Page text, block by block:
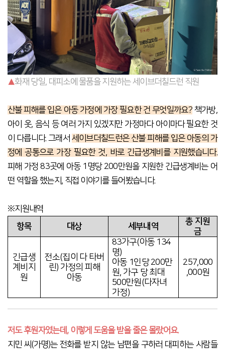
▲화재 당일, 대피소에 물품을 지원하는 세이브더칠드런 직원
산불 피해를 입은 아동 가정에 가장 필요한 건 무엇일까요?책가방,
아이 옷, 음식 등 여러 가지 있겠지만 가정마다 아이마다 필요한 것
이 다릅니다. 그래서 세이브더칠드런은 산불 피해를 입은 아동의 가
정에 공통으로 가장 필요한 것, 바로 긴급생계비를 지원했습니다.
피해 가정 83곳에 아동 1명당 200만원을 지원한 긴급생계비는 어
떤 역할을 했는지, 직접 이야기를 들어봤습니다.
※지원내역
항목 대상 세부내역
총 지원
금
긴급생
계비지
원
전소(집이 다 타버
린) 가정의 피해
아동
83가구(아동 134
명)
아동 1인당 200만
원, 가구 당 최대
500만원(다자녀
가정)
257,000
,000원
저도 후원자였는데, 이렇게 도움을 받을 줄은 몰랐어요.
지민 씨(가명)는 전화를 받지 않는 남편을 구하러 대피하는 사람들